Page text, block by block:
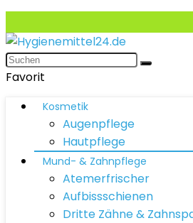
Favorit
Kosmetik
Augenpflege
Hautpflege
Mund- & Zahnpflege
Atemerfrischer
Aufbissschienen
Dritte Zähne &